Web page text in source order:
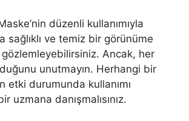
düzenli kullanımıyla
sağlıklı ve temiz bir görünüme
gözlemleyebilirsiniz. Ancak, her
unutmayın. Herhangi bir
etki durumunda kullanımı
uzmana danışmalısınız.